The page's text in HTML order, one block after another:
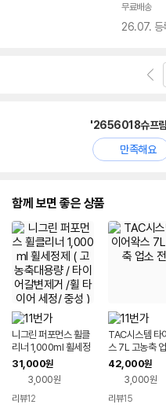
무료배송
26.07. 등
'2656018슈프림'
만족해요
함께 보면 좋은 상품
니그린 퍼포먼스 휠클
리너 1,000ml 휠세정
제 ( 고농축대용량 / 타
이어갈변제거 /휠 타이
어 세정/ 중성 )
31,000원
3,000원
리뷰12
TAC시스템 타
스 7L 고농축
용
42,000원
3,000원
리뷰15